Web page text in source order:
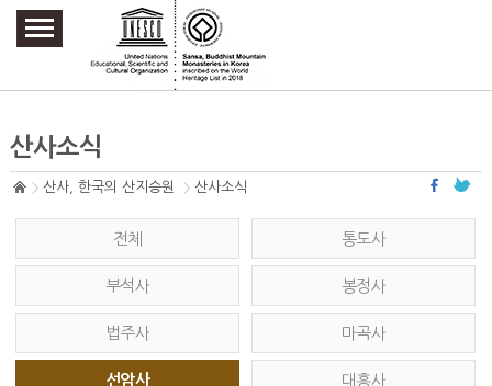
주요메뉴 바로가기
본문 바로가기
하단메뉴 바로가기
산사소식
산사, 한국의 산지승원 산사소식
전체 통도사
부석사 봉정사
법주사 마곡사
선암사 대흥사